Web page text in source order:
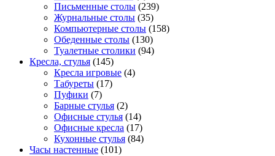
Письменные столы (239)
Журнальные столы (35)
Компьютерные столы (158)
Обеденные столы (130)
Туалетные столики (94)
Кресла, стулья (145)
Кресла игровые (4)
Табуреты (17)
Пуфики (7)
Барные стулья (2)
Офисные стулья (14)
Офисные кресла (17)
Кухонные стулья (84)
Часы настенные (101)